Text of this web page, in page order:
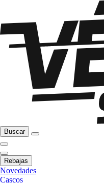
Buscar
Rebajas
Novedades
Cascos